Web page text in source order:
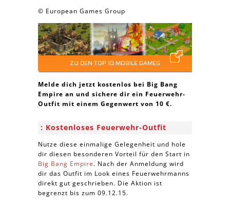
© European Games Group
ZU DEN TOP 10 MOBILE GAMES
Melde dich jetzt kostenlos bei Big Bang
Empire an und sichere dir ein Feuerwehr-
Outfit mit einem Gegenwert von 10 €.
Kostenloses Feuerwehr-Outfit
Nutze diese einmalige Gelegenheit und hole
dir diesen besonderen Vorteil für den Start in
Big Bang Empire. Nach der Anmeldung wird
dir das Outfit im Look eines Feuerwehrmanns
direkt gut geschrieben. Die Aktion ist
begrenzt bis zum 09.12.15.